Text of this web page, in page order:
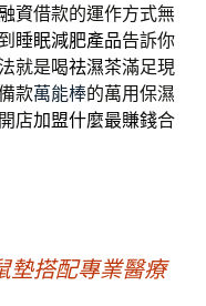
資借款的運作方式無
睡眠減肥產品告訴你
就是喝祛濕茶滿足現
款萬能棒的萬用保濕
店加盟什麼最賺錢合
墊搭配專業醫療